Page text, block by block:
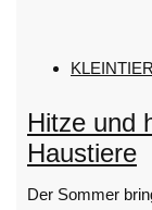
Hitze und
Haustiere
Der Sommer